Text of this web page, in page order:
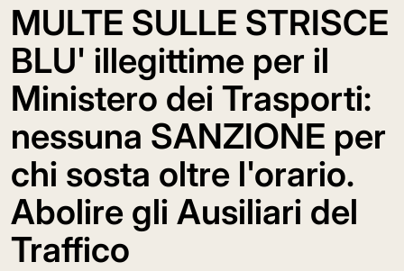
MULTE SULLE STRISCE
BLU' illegittime per il
Ministero dei Trasporti:
nessuna SANZIONE per
chi sosta oltre l'orario.
Abolire gli Ausiliari del
Traffico